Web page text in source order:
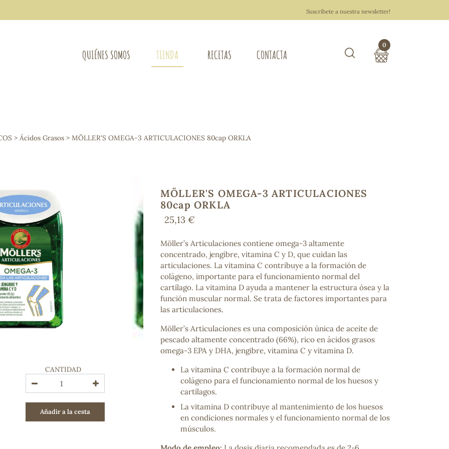
Suscríbete a nuestra newsletter!
QUIÉNES SOMOS TIENDA
Osteo-articular
Mujer
Control de peso
Extracto de plantas
Ácidos Grasos
Depurativos
Bienestar emocional
Jalea Real
Memoria
Hierro
Deporte
Digestivos
Circulatorio, colesterol y glucosa
Superalimentos
Proteína
Energía
COSMÉTICA E HIGIENE PERSONAL
Cremas, lociones y aceites corporales
Hombre
Higiene personal
Labiales
RECETAS CONTACTA
0
> Ácidos Grasos > MÖLLER'S OMEGA-3 ARTICULACIONES 80cap ORKLA
CANTIDAD
Añadir a la cesta
MÖLLER'S OMEGA-3 ARTICULACIONES
80cap ORKLA
25,13 €
Möller’s Articulaciones contiene omega-3 altamente
concentrado, jengibre, vitamina C y D, que cuidan las
articulaciones. La vitamina C contribuye a la formación de
colágeno, importante para el funcionamiento normal del
cartílago. La vitamina D ayuda a mantener la estructura ósea y la
función muscular normal. Se trata de factores importantes para
las articulaciones.
Möller’s Articulaciones es una composición única de aceite de
pescado altamente concentrado (66%), rico en ácidos grasos
omega-3 EPA y DHA, jengibre, vitamina C y vitamina D.
La vitamina C contribuye a la formación normal de
colágeno para el funcionamiento normal de los huesos y
cartílagos.
La vitamina D contribuye al mantenimiento de los huesos
en condiciones normales y el funcionamiento normal de los
músculos.